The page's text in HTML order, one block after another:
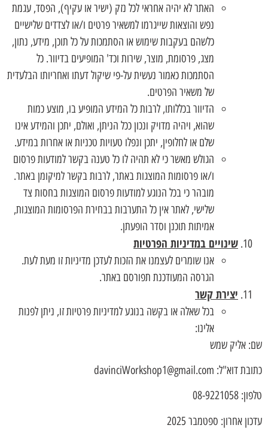
האתר לא יהיה אחראי לכל נזק (ישיר או עקיף), הפסד, עגמת
נפש והוצאות שייגרמו למשאיר פרטים ו/או לצדדים שלישיים
כלשהם בעקבות שימוש או הסתמכות על כל תוכן, מידע, נתון,
מצג, פרסומת, מוצר, שירות וכד' המופיעים בדיוור. כל
הסתמכות כאמור נעשית על-פי שיקול דעתו ואחריותו הבלעדית
של משאיר הפרטים.
הדיוור בכללותו, לרבות כל המידע המופיע בו, מוצע כמות
שהוא, ויהיה מדויק ונכון ככל הניתן, ואולם, יתכן והמידע אינו
שלם או לחלופין, יתכן ונפלו טעויות טכניות או אחרות במידע.
הגולש מאשר כי לא תהיה לו כל טענה בקשר למודעות פרסום
ו/או פרסומות המוצגות באתר, לרבות בקשר למיקומן באתר.
מובהר כי בכל הנוגע למודעות פרסום המוצגות בחסות צד
שלישי, לאתר אין כל התערבות בבחירת הפרסומות המוצגות,
אמיתות תוכנן וסדר הופעתן.
שינויים במדיניות הפרטיות
אנו שומרים לעצמנו את הזכות לעדכן מדיניות זו מעת לעת.
הגרסה המעודכנת תפורסם באתר.
יצירת קשר
בכל שאלה או בקשה בנוגע למדיניות פרטיות זו, ניתן לפנות
אלינו:
שם: אליק שמש
כתובת דוא"ל: davinciWorkshop1@gmail.com
טלפון: 08-9221058
עדכון אחרון: ספטמבר 2025